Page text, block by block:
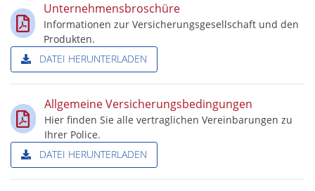
Unternehmensbroschüre
Informationen zur Versicherungsgesellschaft und den
Produkten.
DATEI HERUNTERLADEN
Allgemeine Versicherungsbedingungen
Hier finden Sie alle vertraglichen Vereinbarungen zu
Ihrer Police.
DATEI HERUNTERLADEN